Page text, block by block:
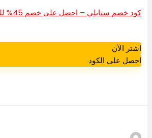
كود خصم ستايلي – احصل على خصم 45% للمستخدمين الجدد وخصم 25% للمستخدمين الحاليين
اشتر الآن
احصل على الكود